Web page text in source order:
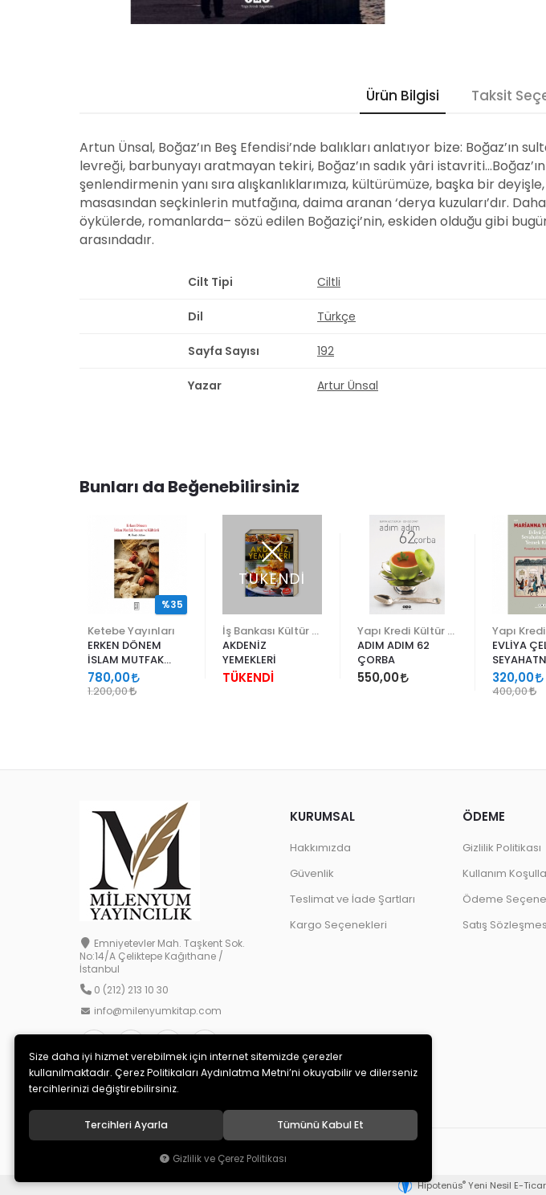
Ürün Bilgisi Taksit
Artun Ünsal, Boğaz’ın Beş Efendisi’nde balıkları anlatıyor bize: Boğaz’ın
levreği, barbunyayı aratmayan tekiri, Boğaz’ın sadık yâri istavriti…
şenlendirmenin yanı sıra alışkanlıklarımıza, kültürümüze, başka bir
masasından seçkinlerin mutfağına, daima aranan ‘derya kuzuları’dır.
öykülerde, romanlarda– sözü edilen Boğaziçi’nin, eskiden olduğu gibi
arasındadır.
Cilt Tipi Ciltli
Dil Türkçe
Sayfa Sayısı 192
Yazar Artur Ünsal
Bunları da Beğenebilirsiniz
Ketebe Yayınları
ERKEN DÖNEM
İSLAM MUTFAK
SANATI VE
KÜLTÜRÜ
780,00
1.200,00
%35
TÜKENDİ
AKDENİZ
YEMEKLERİ
TÜKENDİ
ADIM ADIM 62
ÇORBA
550,00
EVLİYA
YEMEK
320,00
400,00
Emniyetevler Mah. Taşkent Sok.
No:14/A Çeliktepe Kağıthane /
İstanbul
0 (212) 213 10 30
info@milenyumkitap.com
KURUMSAL
Hakkımızda
Güvenlik
Teslimat ve İade Şartları
Kargo Seçenekleri
ÖDEME
Gizlilik Politikası
Kullanım
Ödeme
Satış
Hipotenüs®Yeni Nesil E-
Size daha iyi hizmet verebilmek için internet sitemizde çerezler
kullanılmaktadır. Çerez Politikaları Aydınlatma Metni’ni okuyabilir ve dilerseniz
tercihlerinizi değiştirebilirsiniz.
Tercihleri Ayarla Tümünü Kabul Et
Gizlilik ve Çerez Politikası